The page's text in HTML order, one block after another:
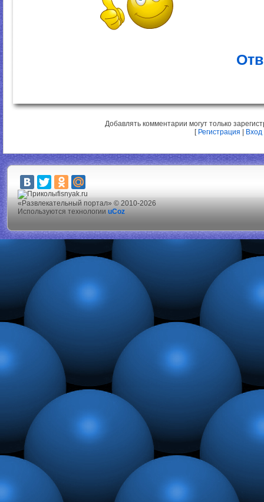
Добавлять комментарии могут только
[ Регистрация Вход
fisnyak.ru
«Развлекательный портал» © 2010-2026
Используются технологии uCoz